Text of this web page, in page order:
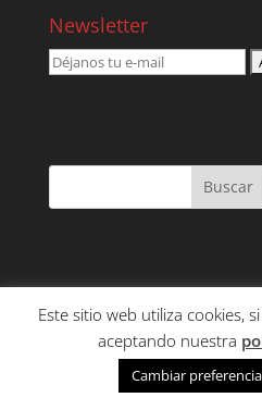
Newsletter
SERVICIOS
CLIENTES
Este sitio web utiliza cookies,
aceptando nuestra
Cambiar